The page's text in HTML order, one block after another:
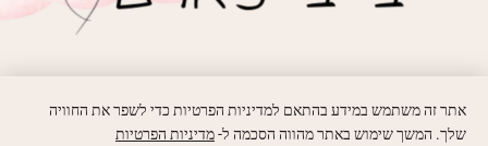
אתר זה משתמש במידע בהתאם למדיניות הפרטיות כדי לשפר את החוויה
שלך. המשך שימוש באתר מהווה הסכמה ל-מדיניות הפרטיות